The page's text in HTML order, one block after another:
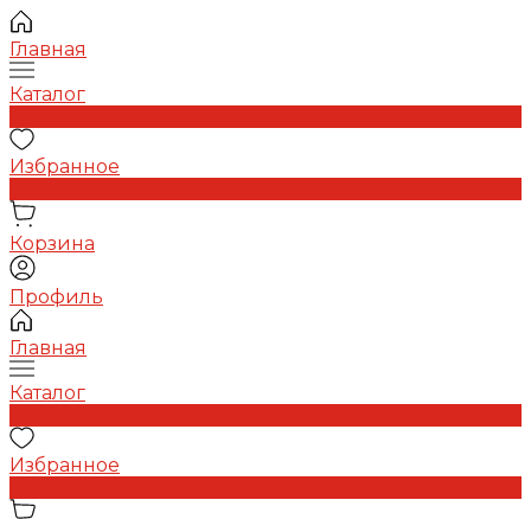
Главная
Каталог
Избранное
Корзина
Профиль
Главная
Каталог
Избранное